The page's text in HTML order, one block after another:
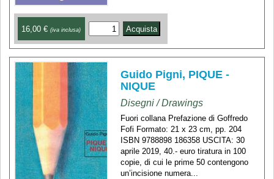
16,00 € (iva inclusa)
Guido Pigni, PIQUE -
NIQUE
Disegni / Drawings
Fuori collana Prefazione di Goffredo
Fofi Formato: 21 x 23 cm, pp. 204
ISBN 9788898 186358 USCITA: 30
aprile 2019, 40.- euro tiratura in 100
copie, di cui le prime 50 contengono
un’incisione numera...